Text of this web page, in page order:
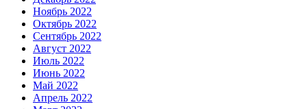
Ноябрь 2022
Октябрь 2022
Сентябрь 2022
Август 2022
Июль 2022
Июнь 2022
Май 2022
Апрель 2022